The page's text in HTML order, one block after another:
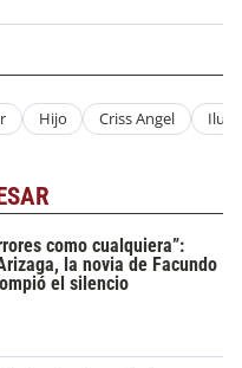
Hijo Criss Angel
como cualquiera”:
la novia de Facundo
el silencio